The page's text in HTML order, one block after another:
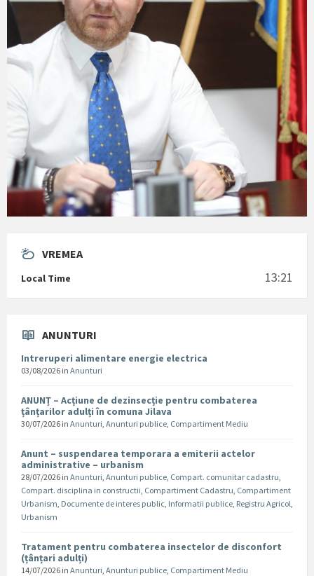
VREMEA
Local Time 13:21
ANUNTURI
Intreruperi alimentare energie electrica
03/08/2026 in Anunturi
ANUNȚ – Acțiune de dezinsecție pentru combaterea
țânțarilor adulți în comuna Jilava
30/07/2026 in Anunturi, Anunturi publice, Compartiment Mediu
Anunt – suspendarea temporara a emiterii actelor
administrative – urbanism
28/07/2026 in Anunturi, Anunturi publice, Compart. comunitar cadastru,
Compart. disciplina in constructii, Compartiment Cadastru, Compartiment
Urbanism, Documente de interes public, Informatii publice, Registru Agricol,
Urbanism
Tratament pentru combaterea insectelor de disconfort
(țânțari adulți)
14/07/2026 in Anunturi, Anunturi publice, Compartiment Mediu